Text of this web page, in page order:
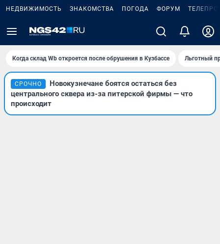
НЕДВИЖИМОСТЬ ЗНАКОМСТВА ПОГОДА ФОРУМ
Когда склад Wb откроется после обрушения в Кузбассе Льготный
СРОЧНО
Новокузнечане боятся остаться без
центрального сквера из-за питерской фирмы — что
происходит